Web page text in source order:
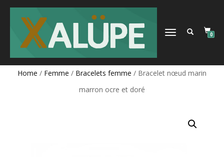
DÉPLIER
0
Home / Femme / Bracelets femme / Bracelet nœud marin
marron ocre et doré